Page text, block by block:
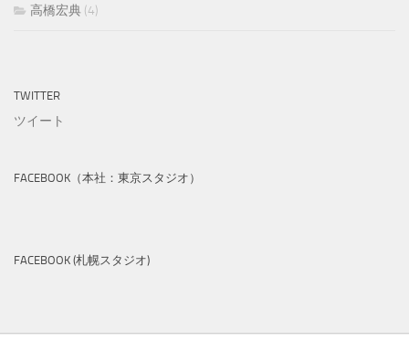
高橋宏典 (4)
TWITTER
ツイート
FACEBOOK（本社：東京スタジオ）
FACEBOOK (札幌スタジオ)